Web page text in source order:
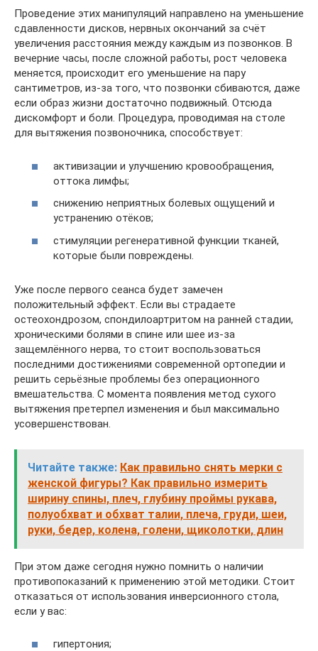
Проведение этих манипуляций направлено на уменьшение
сдавленности дисков, нервных окончаний за счёт
увеличения расстояния между каждым из позвонков. В
вечерние часы, после сложной работы, рост человека
меняется, происходит его уменьшение на пару
сантиметров, из-за того, что позвонки сбиваются, даже
если образ жизни достаточно подвижный. Отсюда
дискомфорт и боли. Процедура, проводимая на столе
для вытяжения позвоночника, способствует:
активизации и улучшению кровообращения,
оттока лимфы;
снижению неприятных болевых ощущений и
устранению отёков;
стимуляции регенеративной функции тканей,
которые были повреждены.
Уже после первого сеанса будет замечен
положительный эффект. Если вы страдаете
остеохондрозом, спондилоартритом на ранней стадии,
хроническими болями в спине или шее из-за
защемлённого нерва, то стоит воспользоваться
последними достижениями современной ортопедии и
решить серьёзные проблемы без операционного
вмешательства. С момента появления метод сухого
вытяжения претерпел изменения и был максимально
усовершенствован.
Читайте также: Как правильно снять мерки с
женской фигуры? Как правильно измерить
ширину спины, плеч, глубину проймы рукава,
полуобхват и обхват талии, плеча, груди, шеи,
руки, бедер, колена, голени, щиколотки, длин
При этом даже сегодня нужно помнить о наличии
противопоказаний к применению этой методики. Стоит
отказаться от использования инверсионного стола,
если у вас:
гипертония;